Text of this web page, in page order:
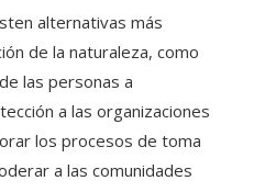
alternativas más
de la naturaleza, como
las personas a
a las organizaciones
los procesos de toma
a las comunidades